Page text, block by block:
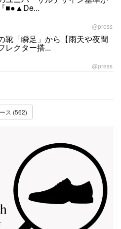
■●▲De...
@press
靴「瞬足」から【雨天や夜間
レクター搭...
@press
ス (562)